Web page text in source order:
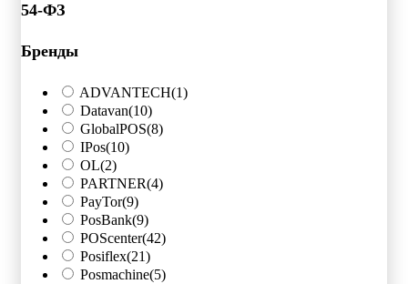
54-ФЗ
Бренды
ADVANTECH(1)
Datavan(10)
GlobalPOS(8)
IPos(10)
OL(2)
PARTNER(4)
PayTor(9)
PosBank(9)
POScenter(42)
Posiflex(21)
Posmachine(5)